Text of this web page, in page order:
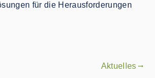
für die Herausforderungen
Aktuelles gdoc_arrow_right_alt